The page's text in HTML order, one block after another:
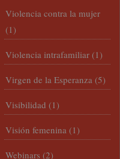
Violencia contra la mujer
(1)
Violencia intrafamiliar (1)
Virgen de la Esperanza (5)
Visibilidad (1)
Visión femenina (1)
Webinars (2)